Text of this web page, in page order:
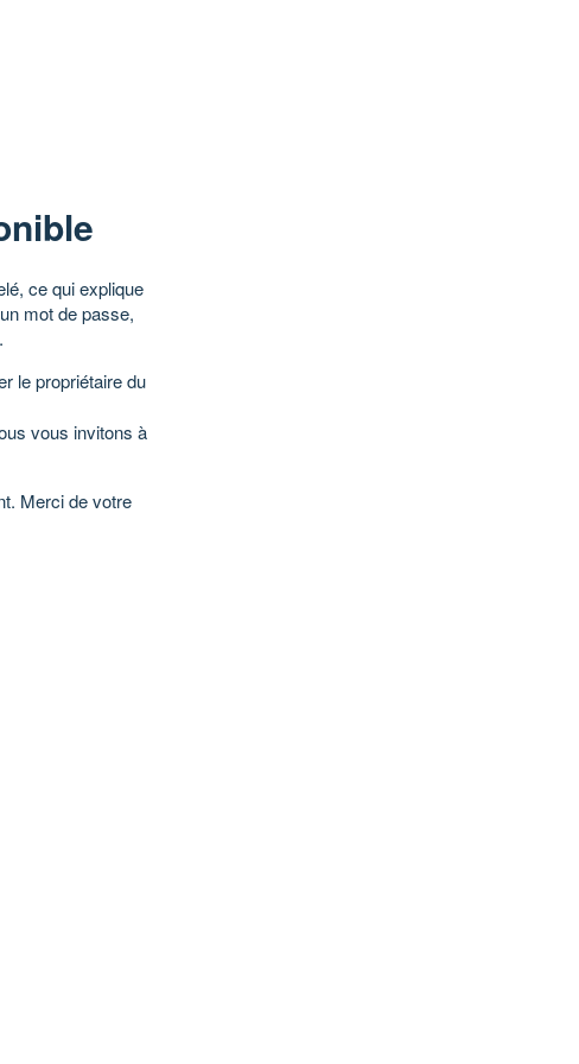
ce qui explique
mot de passe,
le propriétaire du
vous invitons à
Merci de votre